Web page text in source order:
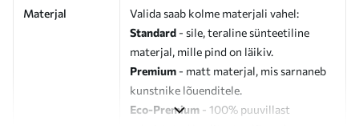
Materjal
Valida saab kolme materjali vahel:
Standard - sile, teraline sünteetiline
materjal, mille pind on läikiv.
Premium - matt materjal, mis sarnaneb
kunstnike lõuenditele.
Eco-Premium - 100% puuvillast